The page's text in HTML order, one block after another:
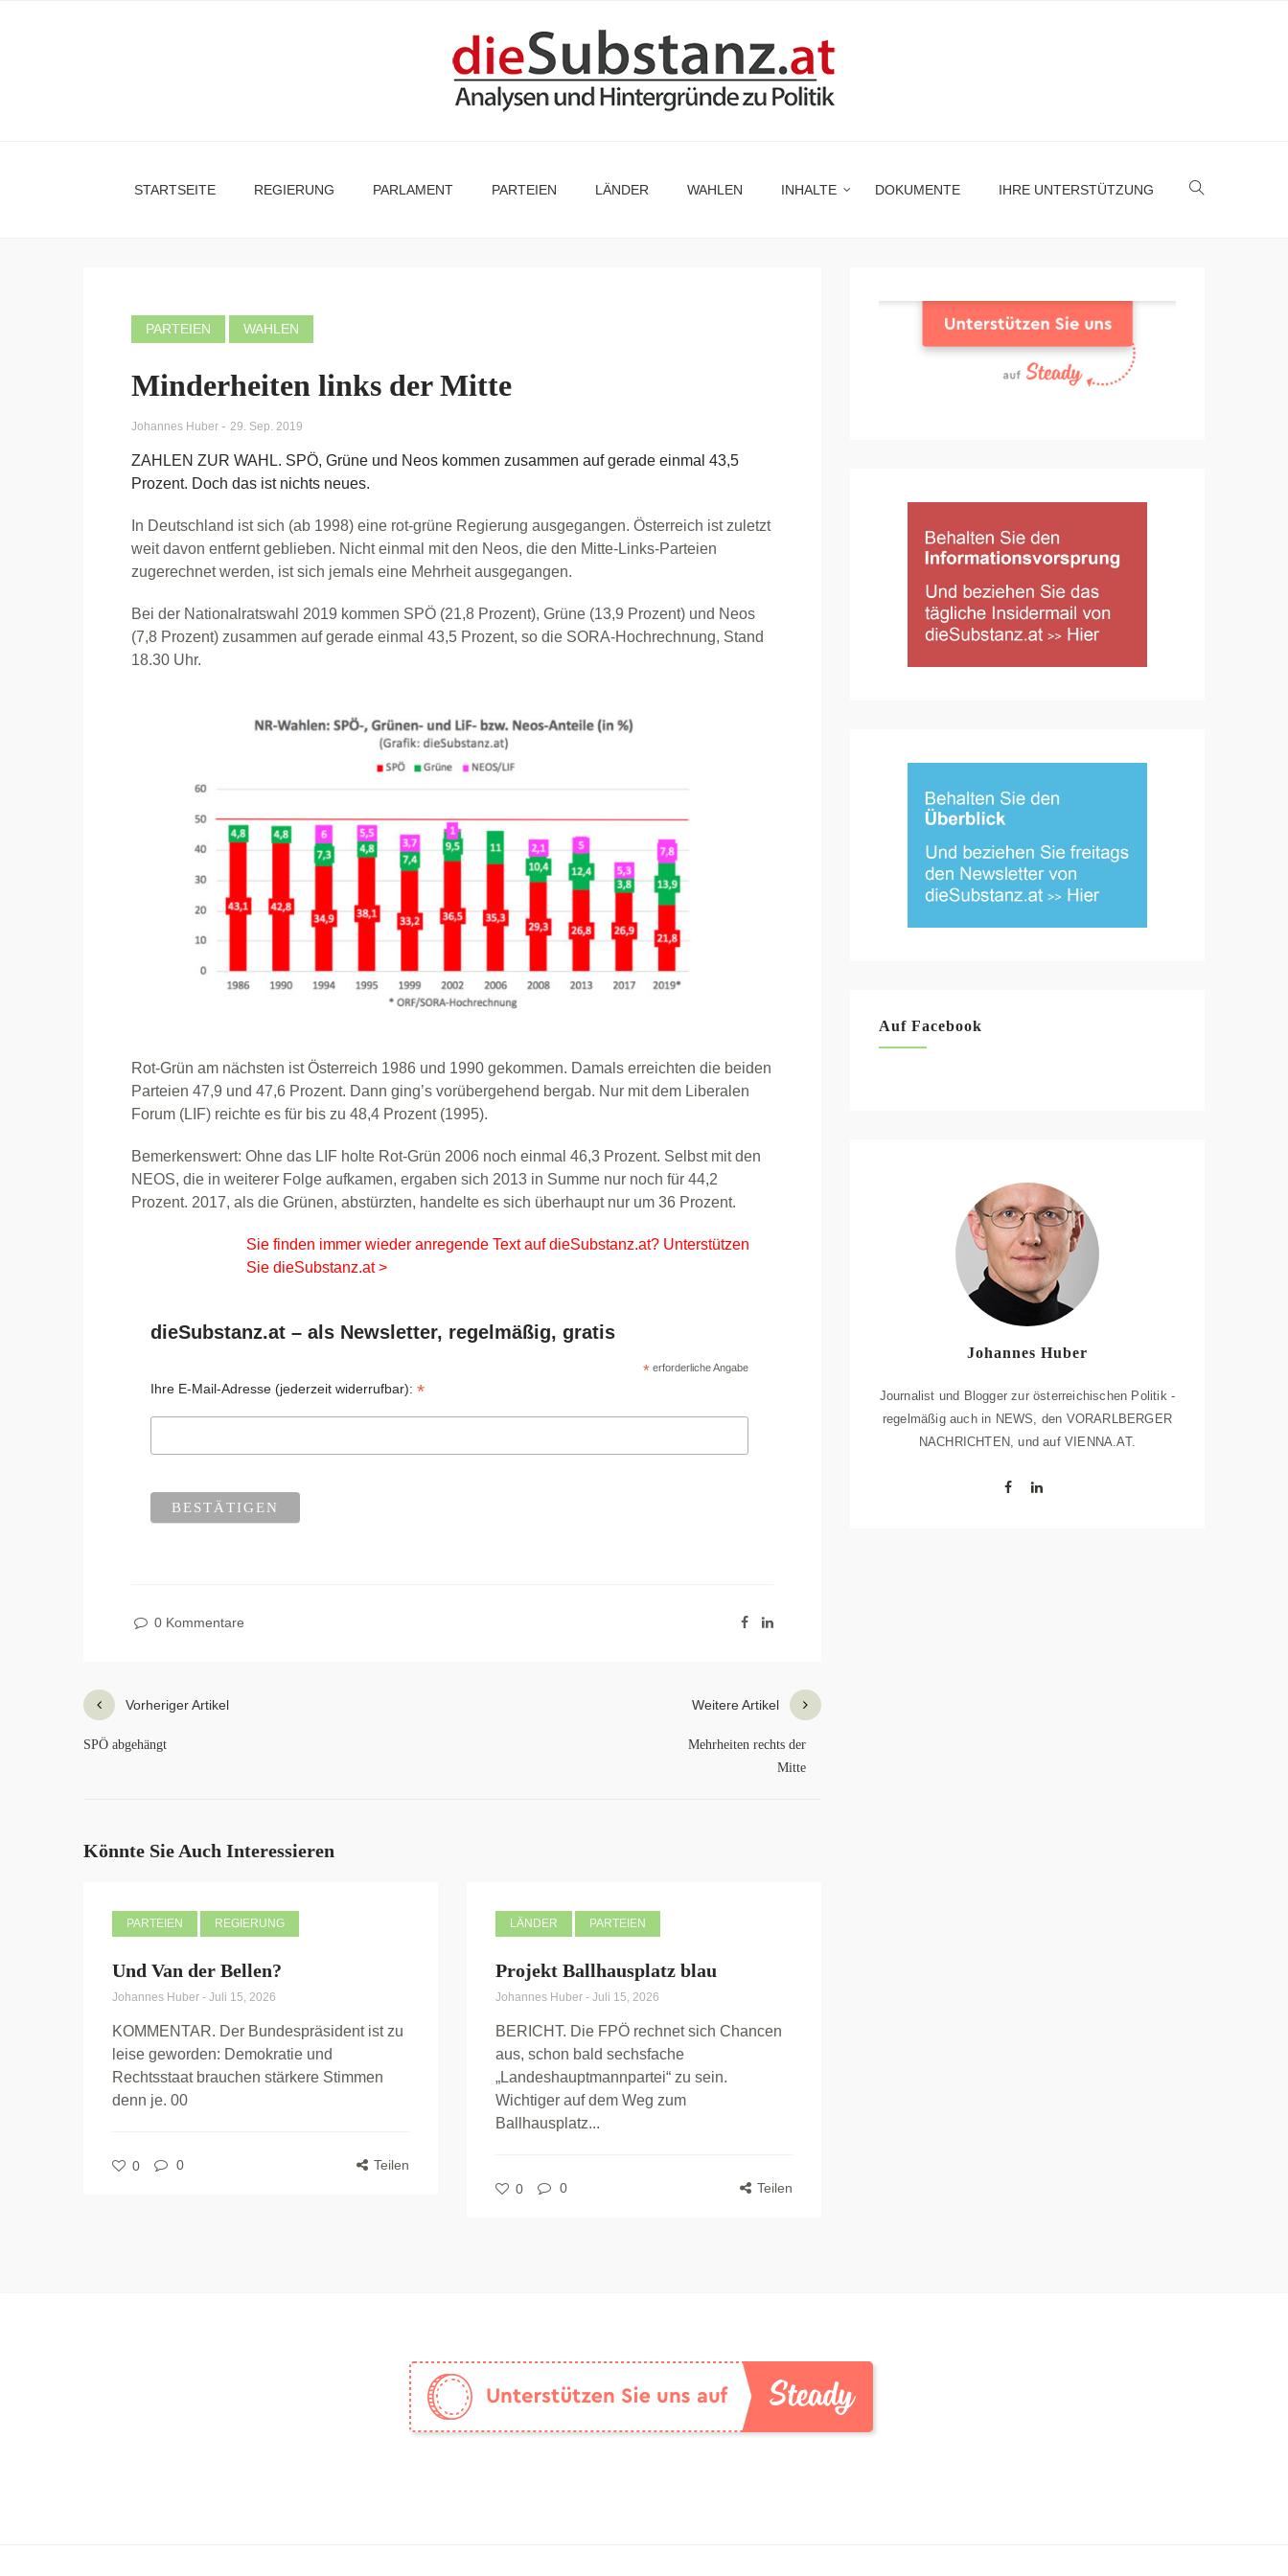
STARTSEITE REGIERUNG PARLAMENT PARTEIEN LÄNDER WAHLEN INHALTE DOKUMENTE IHRE UNTERSTÜTZUNG
PARTEIEN WAHLEN
Minderheiten links der Mitte
Johannes Huber - 29. Sep. 2019
ZAHLEN ZUR WAHL. SPÖ, Grüne und Neos kommen zusammen auf gerade einmal 43,5
Prozent. Doch das ist nichts neues.
In Deutschland ist sich (ab 1998) eine rot-grüne Regierung ausgegangen. Österreich ist zuletzt
weit davon entfernt geblieben. Nicht einmal mit den Neos, die den Mitte-Links-Parteien
zugerechnet werden, ist sich jemals eine Mehrheit ausgegangen.
Bei der Nationalratswahl 2019 kommen SPÖ (21,8 Prozent), Grüne (13,9 Prozent) und Neos
(7,8 Prozent) zusammen auf gerade einmal 43,5 Prozent, so die SORA-Hochrechnung, Stand
18.30 Uhr.
Rot-Grün am nächsten ist Österreich 1986 und 1990 gekommen. Damals erreichten die beiden
Parteien 47,9 und 47,6 Prozent. Dann ging’s vorübergehend bergab. Nur mit dem Liberalen
Forum (LIF) reichte es für bis zu 48,4 Prozent (1995).
Bemerkenswert: Ohne das LIF holte Rot-Grün 2006 noch einmal 46,3 Prozent. Selbst mit den
NEOS, die in weiterer Folge aufkamen, ergaben sich 2013 in Summe nur noch für 44,2
Prozent. 2017, als die Grünen, abstürzten, handelte es sich überhaupt nur um 36 Prozent.
Sie finden immer wieder anregende Text auf dieSubstanz.at? Unterstützen
Sie dieSubstanz.at >
dieSubstanz.at – als Newsletter, regelmäßig, gratis
* erforderliche Angabe
Ihre E-Mail-Adresse (jederzeit widerrufbar):*
0 Kommentare
Vorheriger Artikel
SPÖ abgehängt
Weitere Artikel
Mehrheiten rechts der
Mitte
Könnte Sie Auch Interessieren
PARTEIEN REGIERUNG
Und Van der Bellen?
Johannes Huber - Juli 15, 2026
KOMMENTAR. Der Bundespräsident ist zu
leise geworden: Demokratie und
Rechtsstaat brauchen stärkere Stimmen
denn je. 00
0 0 Teilen
LÄNDER PARTEIEN
Projekt Ballhausplatz blau
Johannes Huber - Juli 15, 2026
BERICHT. Die FPÖ rechnet sich Chancen
aus, schon bald sechsfache
„Landeshauptmannpartei“ zu sein.
Wichtiger auf dem Weg zum
Ballhausplatz...
0 0 Teilen
Auf Facebook
Johannes Huber
Journalist und Blogger zur österreichischen Politik -
regelmäßig auch in NEWS, den VORARLBERGER
NACHRICHTEN, und auf VIENNA.AT.